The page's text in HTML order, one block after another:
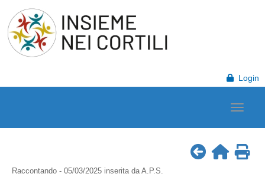
Login
Raccontando - 05/03/2025 inserita da A.P.S.